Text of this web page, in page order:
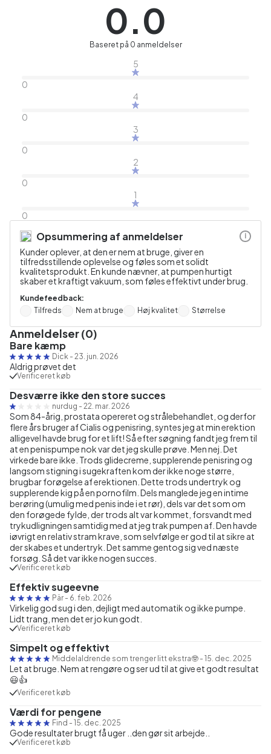
0.0
Baseret på 0 anmeldelser
5
0
4
0
3
0
2
0
1
0
Opsummering af anmeldelser
Kunder oplever, at den er nem at bruge, giver en
tilfredsstillende oplevelse og føles som et solidt
kvalitetsprodukt. En kunde nævner, at pumpen hurtigt
skaber et kraftigt vakuum, som føles effektivt under brug.
Kundefeedback:
Tilfreds
Nem at bruge Høj kvalitet Størrelse
i
Anmeldelser (0)
Bare kæmp
Dick - 23. jun. 2026
Aldrig prøvet det
Verificeret køb
Desværre ikke den store succes
nurdug - 22. mar. 2026
Som 84-årig, prostata opereret og strålebehandlet, og derfor
flere års bruger af Cialis og penisring, syntes jeg at min erektion
alligevel havde brug for et lift! Så efter søgning fandt jeg frem til
at en penispumpe nok var det jeg skulle prøve. Men nej. Det
virkede bare ikke. Trods glidecreme, supplerende penisring og
langsom stigning i sugekraften kom der ikke noge større,
brugbar forøgelse af erektionen. Dette trods undertryk og
supplerende kig på en pornofilm. Dels manglede jeg en intime
berøring (umulig med penis inde i et rør), dels var det som om
den forøgede fylde, der trods alt var kommet, forsvandt med
trykudligningen samtidig med at jeg trak pumpen af. Den havde
iøvrigt en relativ stram krave, som selvfølge er god til at sikre at
der skabes et undertryk. Det samme gentog sig ved næste
forsøg. Så det var ikke nogen succes.
Verificeret køb
Effektiv sugeevne
Pär - 6. feb. 2026
Virkelig god sug i den, dejligt med automatik og ikke pumpe.
Lidt trang, men det er jo kun godt.
Verificeret køb
Simpelt og effektivt
Middelaldrende som trenger litt ekstra🤓 - 15. dec. 2025
Let at bruge. Nem at rengøre og ser ud til at give et godt resultat
😃👍
Verificeret køb
Værdi for pengene
Find - 15. dec. 2025
Gode resultater brugt få uger ..den gør sit arbejde..
Verificeret køb